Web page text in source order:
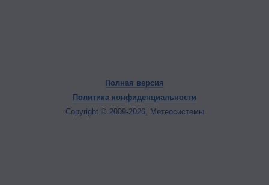
Полная версия
Политика конфиденциальности
Copyright © 2009-2026, Метеосистемы